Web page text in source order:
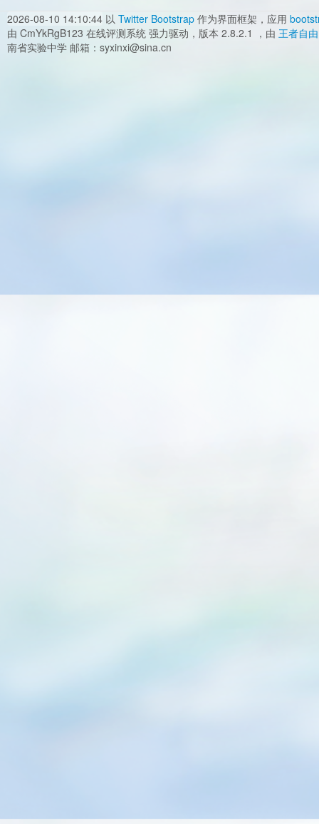
2026-08-10 14:10:44 以 Twitter Bootstrap 作为界面框架，应用
由 CmYkRgB123 在线评测系统 强力驱动，版本 2.8.2.1 ，由 王者自由
南省实验中学 邮箱：syxinxi@sina.cn